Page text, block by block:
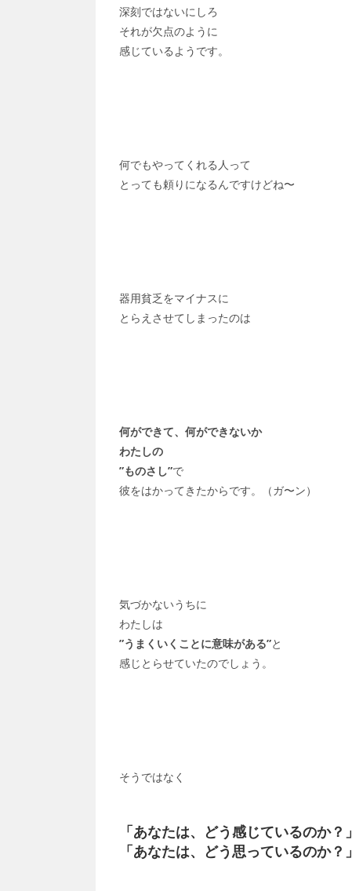
深刻ではないにしろ
それが欠点のように
感じているようです。
何でもやってくれる人って
とっても頼りになるんですけどね〜
器用貧乏をマイナスに
とらえさせてしまったのは
何ができて、何ができないか
わたしの
”ものさし”で
彼をはかってきたからです。（ガ〜ン）
気づかないうちに
わたしは
”うまくいくことに意味がある”と
感じとらせていたのでしょう。
そうではなく
「あなたは、どう感じているのか？」
「あなたは、どう思っているのか？」